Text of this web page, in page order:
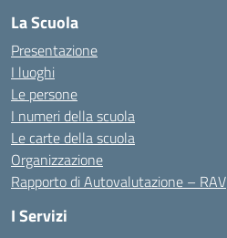
La Scuola
Presentazione
I luoghi
Le persone
I numeri della scuola
Le carte della scuola
Organizzazione
Rapporto di Autovalutazione – RAV
I Servizi